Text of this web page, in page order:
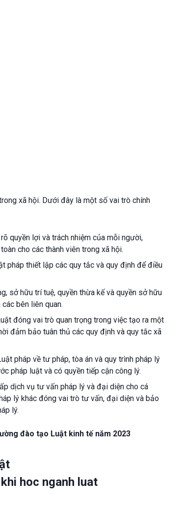
xã hội. Dưới đây là một số vai trò chính
quyền lợi và trách nhiệm của mỗi người,
cho các thành viên trong xã hội.
pháp thiết lập các quy tắc và quy định để điều
sở hữu trí tuệ, quyền thừa kế và quyền sở hữu
bên liên quan.
đóng vai trò quan trọng trong việc tạo ra một
đảm bảo tuân thủ các quy định và quy tắc xã
pháp về tư pháp, tòa án và quy trình pháp lý
pháp luật và có quyền tiếp cận công lý.
dịch vụ tư vấn pháp lý và đại diện cho cá
lý khác đóng vai trò tư vấn, đại diện và bảo
lý.
đào tạo Luật kinh tế năm 2023